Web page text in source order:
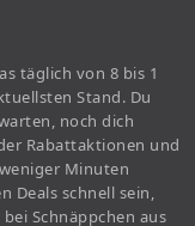
täglich von 8 bis 1
Stand. Du
noch dich
Rabattaktionen und
Minuten
Deals schnell sein,
Schnäppchen aus